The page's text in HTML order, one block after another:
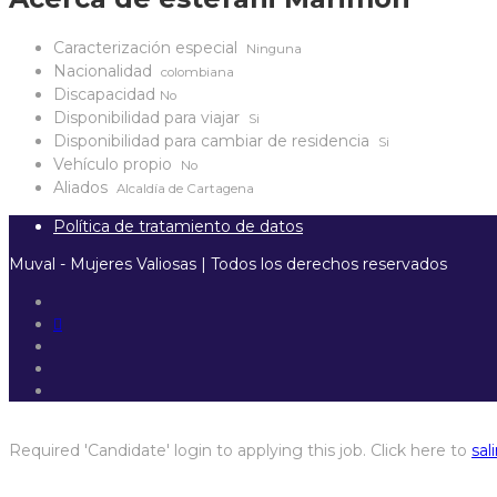
Caracterización especial Ninguna
Nacionalidad colombiana
Discapacidad No
Disponibilidad para viajar Si
Disponibilidad para cambiar de residencia Si
Vehículo propio No
Aliados Alcaldía de Cartagena
Política de tratamiento de datos
Muval - Mujeres Valiosas | Todos los derechos reservados
Required 'Candidate' login to applying this job. Click here to